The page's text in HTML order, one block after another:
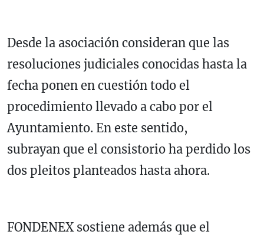
Desde la asociación consideran que las
resoluciones judiciales conocidas hasta la
fecha ponen en cuestión todo el
procedimiento llevado a cabo por el
Ayuntamiento. En este sentido,
subrayan que el consistorio ha perdido los
dos pleitos planteados hasta ahora.
FONDENEX sostiene además que el